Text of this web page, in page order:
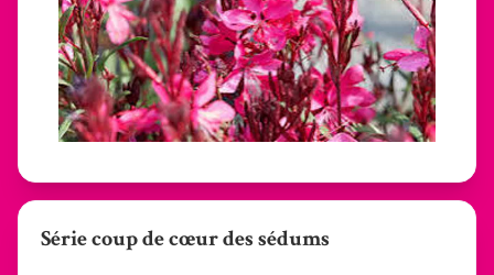
Série coup de cœur des sédums